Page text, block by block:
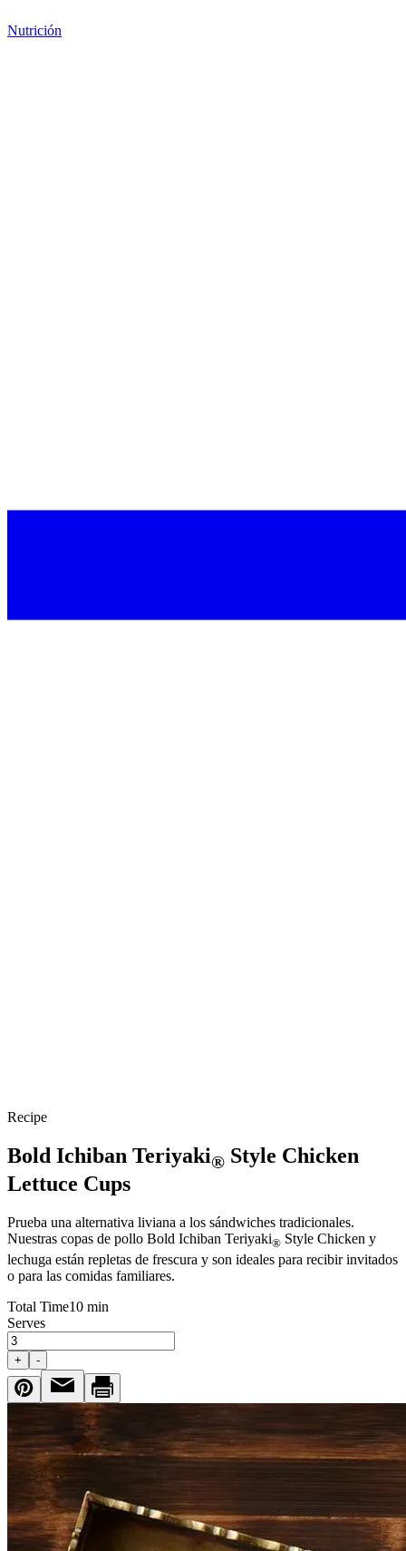
Nutrición
Recipe
Bold Ichiban Teriyaki® Style Chicken
Lettuce Cups
Prueba una alternativa liviana a los sándwiches tradicionales.
Nuestras copas de pollo Bold Ichiban Teriyaki® Style Chicken y
lechuga están repletas de frescura y son ideales para recibir invitados
o para las comidas familiares.
Total Time10 min
Serves
+ -